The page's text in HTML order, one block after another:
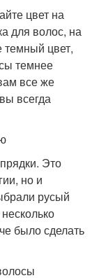
цвет на
для волос, на
темный цвет,
темнее
все же
всегда
Это
но и
русый
было сделать